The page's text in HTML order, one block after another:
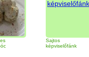
képviselőfánk